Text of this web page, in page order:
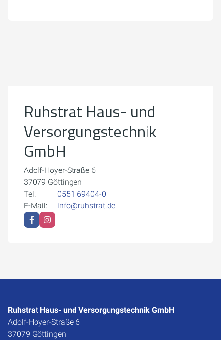
Cookie-Einstellungen öffnen
Ruhstrat Haus- und
Versorgungstechnik
GmbH
Adolf-Hoyer-Straße 6
37079 Göttingen
Tel:
0551 69404-0
E-Mail:
info@ruhstrat.de
Ruhstrat Haus- und Versorgungstechnik GmbH
Adolf-Hoyer-Straße 6
37079 Göttingen